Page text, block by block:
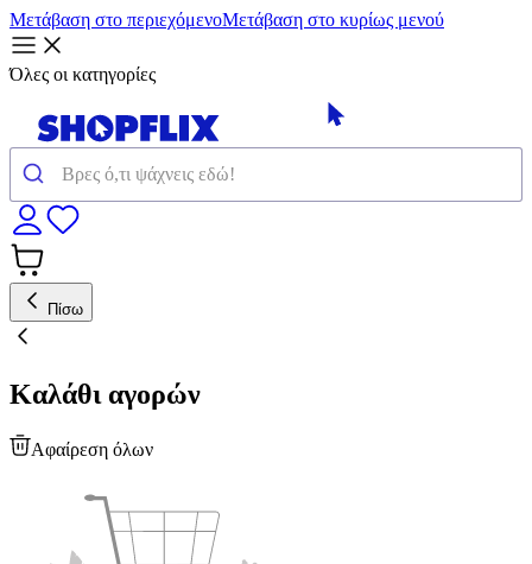
Μετάβαση στο περιεχόμενοΜετάβαση στο κυρίως μενού
Όλες οι κατηγορίες
Πίσω
Καλάθι αγορών
Αφαίρεση όλων